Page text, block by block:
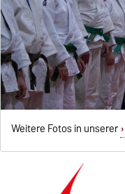
Weitere Fotos in unserer